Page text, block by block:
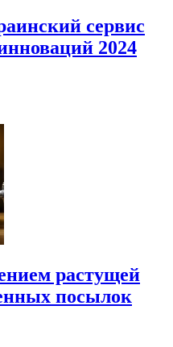
сервис
2024
растущей
посылок